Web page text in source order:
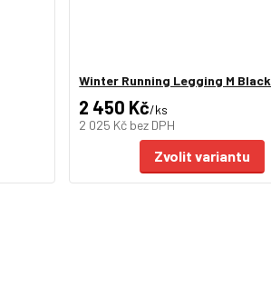
Winter Running Legging M Black
2 450 Kč/ks
2 025 Kč bez DPH
Zvolit variantu